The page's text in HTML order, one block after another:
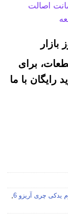
اصالت
برای
رایگان با ما
یدکی چری آریزو 6
,